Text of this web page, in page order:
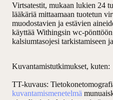
Virtsatestit, mukaan lukien 24
lääkäriä mittaamaan tuotetun
muodostavien ja estävien
käyttää Withingsin wc-
kalsiumtasojesi tarkistamiseen
Kuvantamistutkimukset, kuten:
TT-kuvaus:
kuvantamismenetelmä